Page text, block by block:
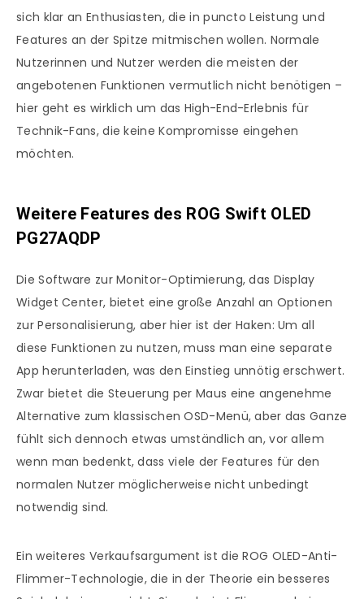
sich klar an Enthusiasten, die in puncto Leistung und
Features an der Spitze mitmischen wollen. Normale
Nutzerinnen und Nutzer werden die meisten der
angebotenen Funktionen vermutlich nicht benötigen –
hier geht es wirklich um das High-End-Erlebnis für
Technik-Fans, die keine Kompromisse eingehen
möchten.
Weitere Features des ROG Swift OLED
PG27AQDP
Die Software zur Monitor-Optimierung, das Display
Widget Center, bietet eine große Anzahl an Optionen
zur Personalisierung, aber hier ist der Haken: Um all
diese Funktionen zu nutzen, muss man eine separate
App herunterladen, was den Einstieg unnötig erschwert.
Zwar bietet die Steuerung per Maus eine angenehme
Alternative zum klassischen OSD-Menü, aber das Ganze
fühlt sich dennoch etwas umständlich an, vor allem
wenn man bedenkt, dass viele der Features für den
normalen Nutzer möglicherweise nicht unbedingt
notwendig sind.
Ein weiteres Verkaufsargument ist die ROG OLED-Anti-
Flimmer-Technologie, die in der Theorie ein besseres